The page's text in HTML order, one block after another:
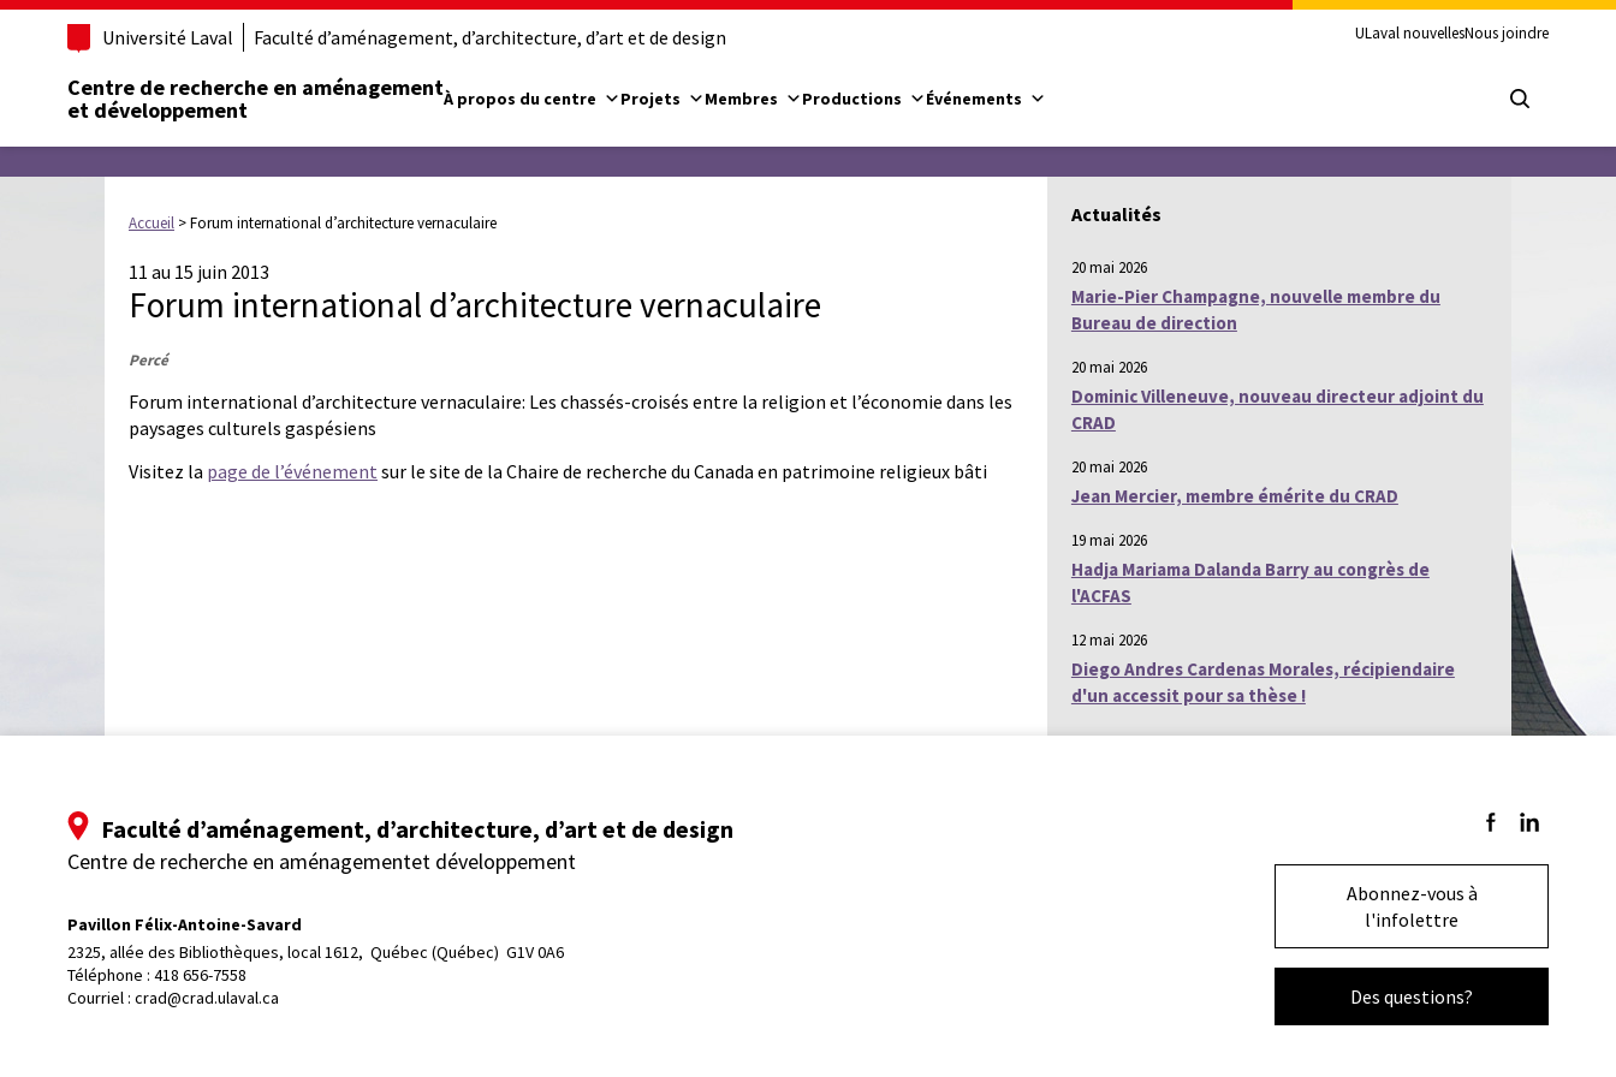
Université Laval Faculté d’aménagement, d’architecture, d’art et de design ULaval nouvellesNous joindre
Centre de recherche en aménagement
et développement
À propos du centre Projets Membres Productions Événements
Accueil >Forum international d’architecture vernaculaire
11 au 15 juin 2013
Forum international d’architecture vernaculaire
Percé
Forum international d’architecture vernaculaire: Les chassés-croisés entre la religion et l’économie dans les
paysages culturels gaspésiens
Visitez la page de l’événement sur le site de la Chaire de recherche du Canada en patrimoine religieux bâti
Actualités
20 mai 2026
Marie-Pier Champagne, nouvelle membre du
Bureau de direction
20 mai 2026
Dominic Villeneuve, nouveau directeur adjoint du
CRAD
20 mai 2026
Jean Mercier, membre émérite du CRAD
19 mai 2026
Hadja Mariama Dalanda Barry au congrès de
l'ACFAS
12 mai 2026
Diego Andres Cardenas Morales, récipiendaire
d'un accessit pour sa thèse !
Faculté d’aménagement, d’architecture, d’art et de design
Centre de recherche en aménagementet développement
Pavillon Félix-Antoine-Savard
2325, allée des Bibliothèques, local 1612, Québec (Québec)  G1V 0A6
Téléphone : 418 656-7558
Courriel : crad@crad.ulaval.ca
Suivez-nous sur
Suivez-nous
Abonnez-vous à
l'infolettre
Des questions?